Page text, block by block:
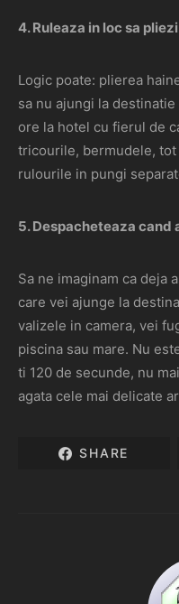
4. Ruleaza in loc sa pliezi
Logic poate: plierea
sa nu ajungi la
ore la hotel cu fierul de
tricourile, bermudele, tot
rulourile in pungi
5. Despacheteaza cand
Sa ne imaginam ca deja
care vei ajunge la
valizele in camera, vei
piscina sau mare. Nu
ti 120 de secunde, nu
agata cele mai delicate
SHARE